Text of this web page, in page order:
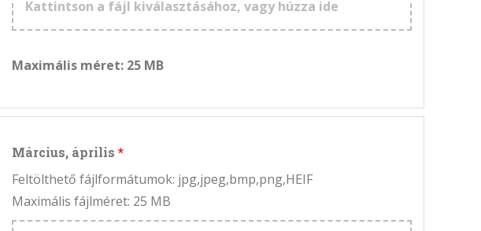
Kattintson a fájl kiválasztásához, vagy húzza ide
Maximális méret: 25 MB
Március, április
Feltölthető fájlformátumok: jpg,jpeg,bmp,png,HEIF
Maximális fájlméret: 25 MB